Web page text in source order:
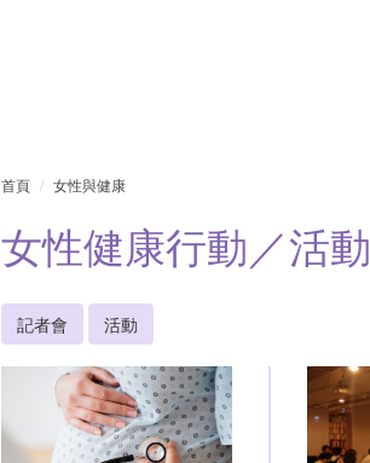
首頁 女性與健康
女性健康行動／活動
記者會 活動